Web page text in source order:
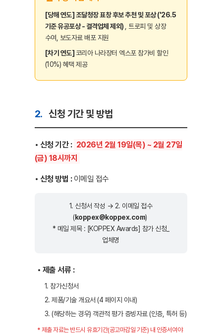
[당해 연도] 조달청장 표창 후보 추천 및 포상 ('26.5
기준 유공포상 - 결격업체 제외)
, 트로피 및 상장
수여, 보도자료 배포 지원
[차기 연도] 코리아 나라장터 엑스포 참가비 할인
(10%) 혜택 제공
2. 신청 기간 및 방법
• 신청 기간 : 2026년 2월 19일(목) ~ 2월 27일
(금) 18시까지
• 신청 방법 :이메일 접수
1. 신청서 작성 → 2. 이메일 접수
(koppex@koppex.com)
* 메일 제목 : [KOPPEX Awards] 참가 신청_
업체명
• 제출 서류 :
1. 참가신청서
2. 제품/기술 개요서 (4 페이지 이내)
3. (해당하는 경우) 객관적 평가 증빙자료 (인증, 특허 등)
* 제출 자료는 반드시 유효기간(공고마감일 기준) 내 인증서여야